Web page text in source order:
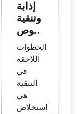
إذابة
وتنقية
وتوص
يف ف
سفول
يباز A
2 الم
رتبط
بالغش
الخطوات
اللاحقة
في
التنقية
هي
استخلاص